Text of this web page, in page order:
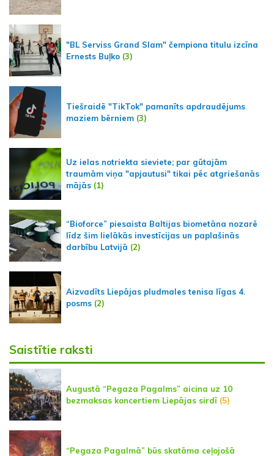
"BL Serviss Grand Slam" čempiona titulu izcīna
Ernests Buļko (3)
Tiešraidē "TikTok" pamanīts apdraudējums
maziem bērniem (3)
Uz ielas notriekta sieviete; par gūtajām
traumām viņa "apjautusi" tikai pēc atgriešanās
mājās (1)
“Bioforce” piesaista Baltijas biometāna nozarē
līdz šim lielākās investīcijas un paplašinās
darbību Latvijā (2)
Aizvadīts Liepājas pludmales tenisa līgas 4.
posms (2)
Saistītie raksti
Augustā “Pegaza Pagalms” aicina uz 10
bezmaksas koncertiem Liepājas sirdī (5)
“Pegaza Pagalmā” būs skatāma ceļojošā